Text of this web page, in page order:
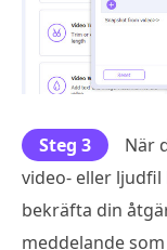
Steg 3
När
video- eller ljudfil
bekräfta din
meddelande